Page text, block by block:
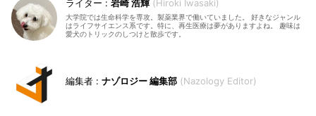
岩崎 浩輝 Hiroki Iwasaki
大学院では生命科学を専攻。製薬業界で働いていました。 好きなジャンル
はライフサイエンス系です。特に、再生医療は夢がありますよね。 趣味は
愛犬のトリックのしつけと散歩です。
ナゾロジー 編集部 Nazology Editor